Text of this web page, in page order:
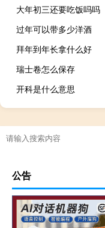
大年初三还要吃饭吗吗
过年可以带多少洋酒
拜年到年长拿什么好
瑞士卷怎么保存
开科是什么意思
公告